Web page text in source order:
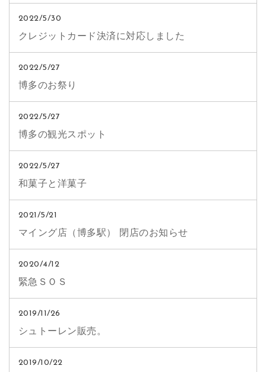
2022/5/30
クレジットカード決済に対応しました
2022/5/27
博多のお祭り
2022/5/27
博多の観光スポット
2022/5/27
和菓子と洋菓子
2021/5/21
マイング店（博多駅） 閉店のお知らせ
2020/4/12
緊急ＳＯＳ
2019/11/26
シュトーレン販売。
2019/10/22